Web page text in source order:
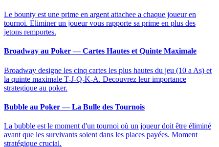
Le bounty est une prime en argent attachee a chaque joueur en
tournoi. Eliminer un joueur vous rapporte sa prime en plus des
jetons remportes.
Broadway au Poker — Cartes Hautes et Quinte Maximale
Broadway designe les cinq cartes les plus hautes du jeu (10 a As) et
la quinte maximale T-J-Q-K-A. Decouvrez leur importance
strategique au poker.
Bubble au Poker — La Bulle des Tournois
La bubble est le moment d'un tournoi où un joueur doit être éliminé
avant que les survivants soient dans les places payées. Moment
stratégique crucial.